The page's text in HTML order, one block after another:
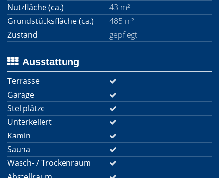
Nutzfläche (ca.)
43 m²
Grundstücksfläche (ca.)
485 m²
Zustand
gepflegt
Ausstattung
Terrasse
Garage
Stellplätze
Unterkellert
Kamin
Sauna
Wasch- / Trockenraum